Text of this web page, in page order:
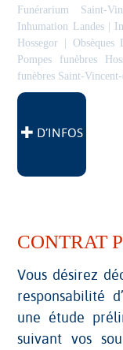
Funérarium Saint-
Inhumation Landes|
Hossegor
Obsèques
Pompes funèbres
funèbres Saint-
D’INFOS
CONTRAT
Vous désirez
responsabilité
une étude
suivant vos